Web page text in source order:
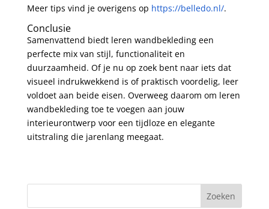
Meer tips vind je overigens op https://belledo.nl/.
Conclusie
Samenvattend biedt leren wandbekleding een
perfecte mix van stijl, functionaliteit en
duurzaamheid. Of je nu op zoek bent naar iets dat
visueel indrukwekkend is of praktisch voordelig, leer
voldoet aan beide eisen. Overweeg daarom om leren
wandbekleding toe te voegen aan jouw
interieurontwerp voor een tijdloze en elegante
uitstraling die jarenlang meegaat.